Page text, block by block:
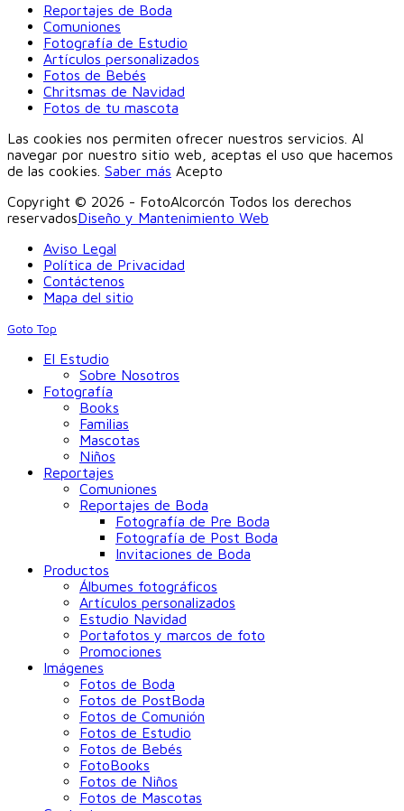
Reportajes de Boda
Comuniones
Fotografía de Estudio
Artículos personalizados
Fotos de Bebés
Chritsmas de Navidad
Fotos de tu mascota
Las cookies nos permiten ofrecer nuestros servicios. Al
navegar por nuestro sitio web, aceptas el uso que hacemos
de las cookies. Saber más Acepto
Copyright © 2026 - FotoAlcorcón Todos los derechos
reservadosDiseño y Mantenimiento Web
Aviso Legal
Política de Privacidad
Contáctenos
Mapa del sitio
Goto Top
El Estudio
Sobre Nosotros
Fotografía
Books
Familias
Mascotas
Niños
Reportajes
Comuniones
Reportajes de Boda
Fotografía de Pre Boda
Fotografía de Post Boda
Invitaciones de Boda
Productos
Álbumes fotográficos
Artículos personalizados
Estudio Navidad
Portafotos y marcos de foto
Promociones
Imágenes
Fotos de Boda
Fotos de PostBoda
Fotos de Comunión
Fotos de Estudio
Fotos de Bebés
FotoBooks
Fotos de Niños
Fotos de Mascotas